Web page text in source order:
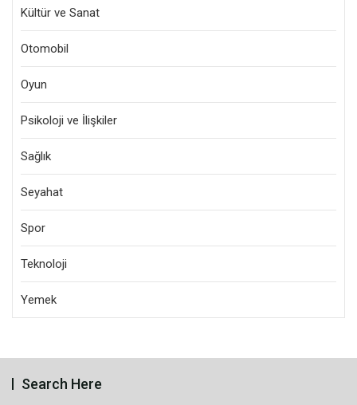
Kültür ve Sanat
Otomobil
Oyun
Psikoloji ve İlişkiler
Sağlık
Seyahat
Spor
Teknoloji
Yemek
Search Here